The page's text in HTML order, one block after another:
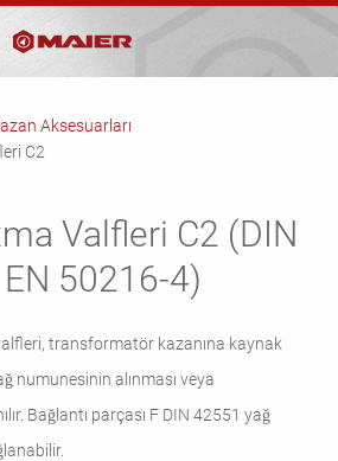
Aksesuarları
C2
Valfleri C2 (DIN
50216-4)
transformatör kazanına kaynak
numunesinin alınması veya
Bağlantı parçası F DIN 42551 yağ